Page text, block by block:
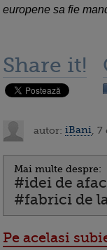
europene sa fie
Share it!
autor: iBani ,
Mai multe despre:
#idei de
#fabrici de
Pe acelasi